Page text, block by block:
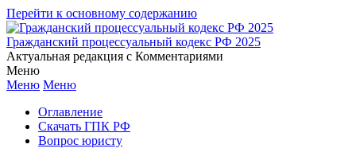
Перейти к основному содержанию
Гражданский процессуальный кодекс РФ 2025
Актуальная редакция с Комментариями
Меню
Меню Меню
Оглавление
Скачать ГПК РФ
Вопрос юристу